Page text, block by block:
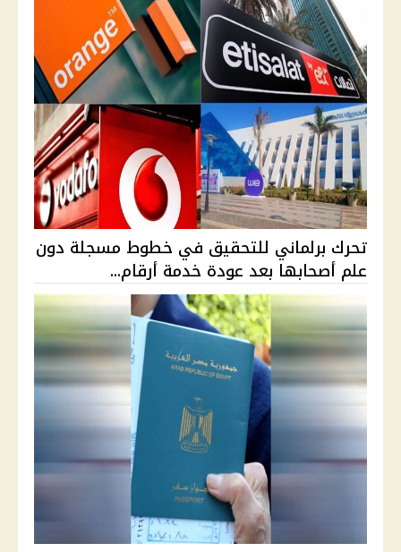
تحرك برلماني للتحقيق في خطوط مسجلة دون
علم أصحابها بعد عودة خدمة أرقام...